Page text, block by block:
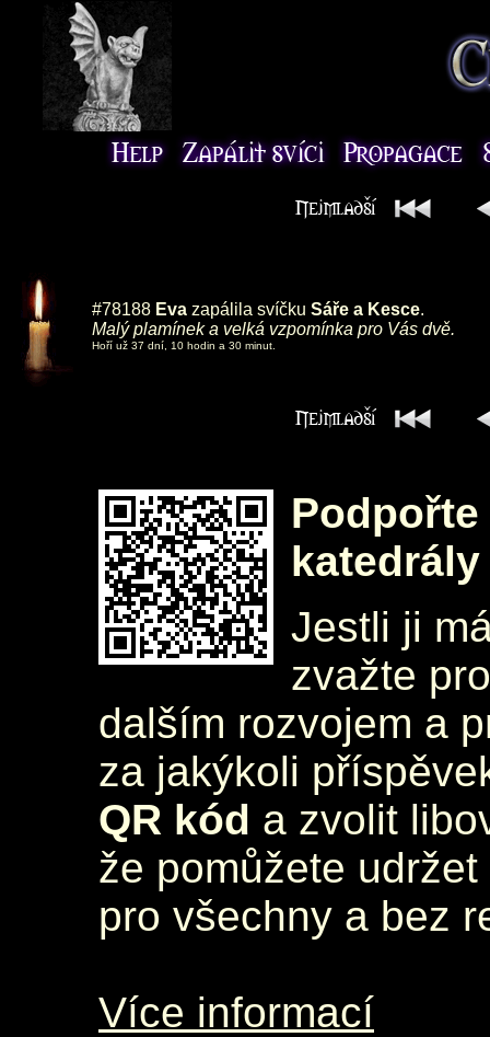
#78188 Eva zapálila svíčku Sáře a Kesce.
Malý plamínek a velká vzpomínka pro Vás dvě.
Hoří už 37 dní, 10 hodin a 30 minut.
katedrály
Jestli ji
zvažte
dalším rozvojem a
za jakýkoli
QR kód a zvolit
že pomůžete
pro všechny a bez
Více informací